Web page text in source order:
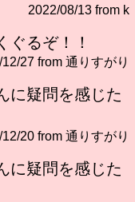
2022/08/13 from k
ぐるぞ！！
27 from 通りすがり
に疑問を感じた
20 from 通りすがり
に疑問を感じた